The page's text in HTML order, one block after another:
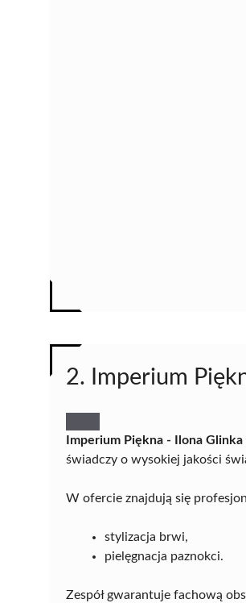
2. Imperium
Imperium Piękna - Ilona Glinka
świadczy o wysokiej jakości
W ofercie znajdują się
stylizacja brwi,
pielęgnacja paznokci.
Zespół gwarantuje fachową